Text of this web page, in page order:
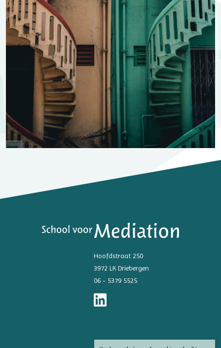
Hoofdstraat 250
3972 LK Driebergen
06 - 5379 5525